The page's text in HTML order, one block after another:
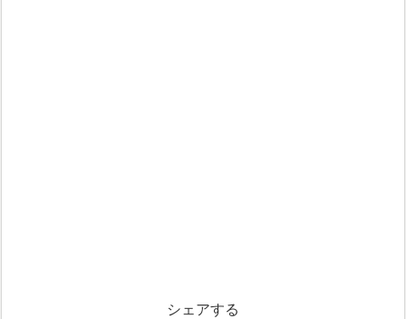
シェアする